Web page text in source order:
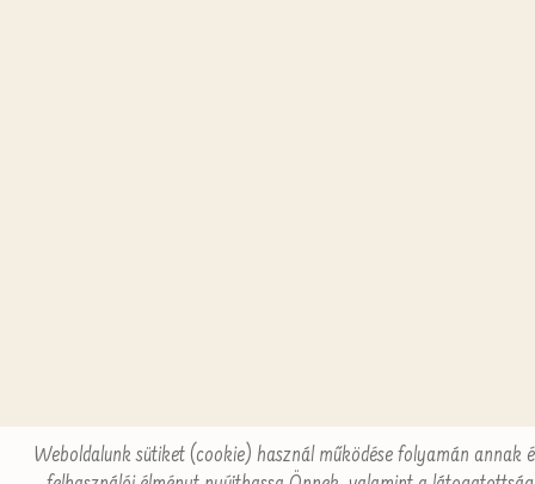
Weboldalunk sütiket (cookie) használ működése folyamán annak